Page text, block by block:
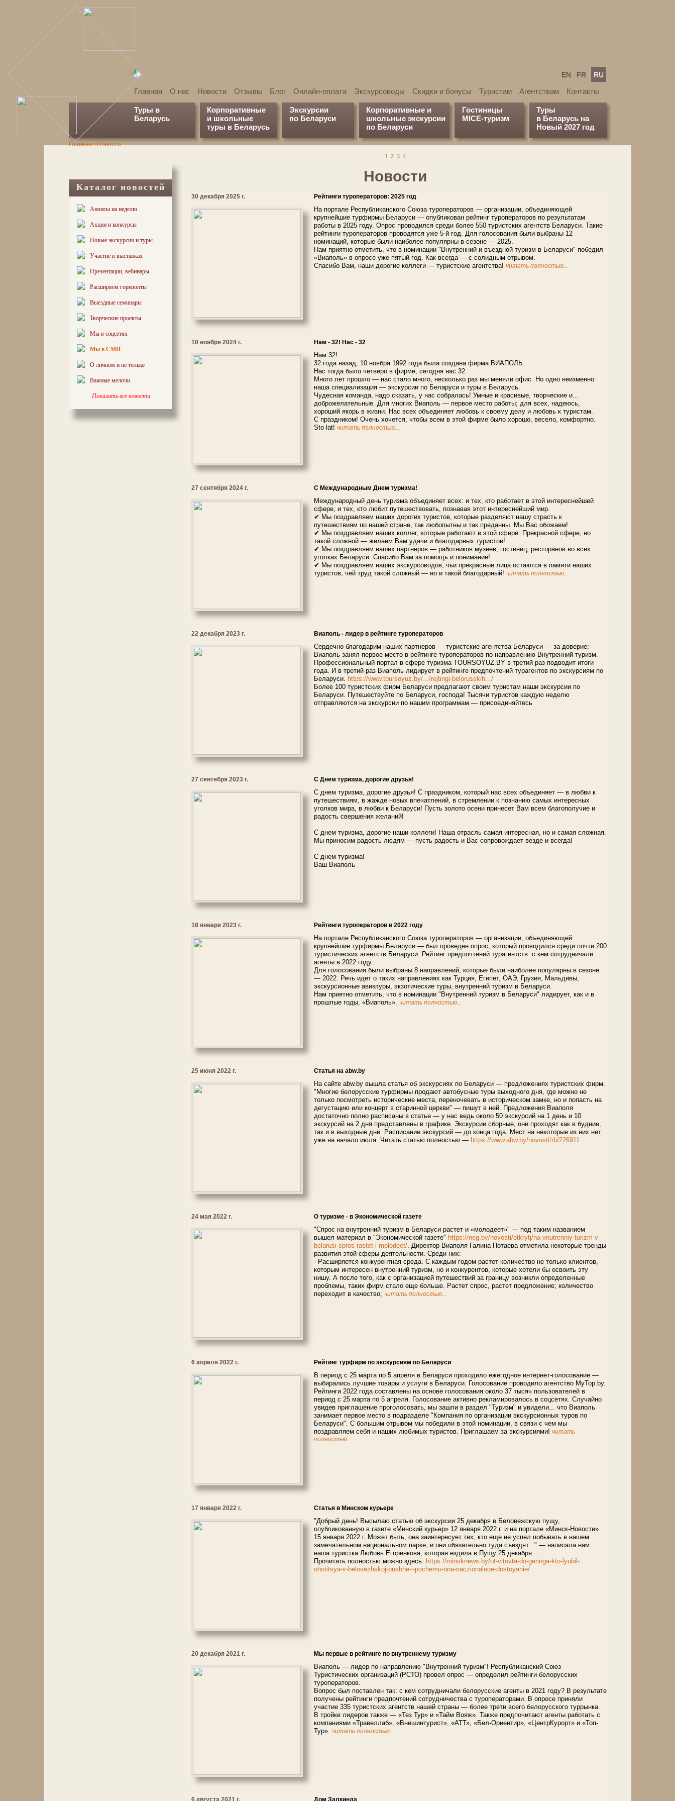
EN FR RU
Главная О нас Новости Отзывы Блог Онлайн-оплата Экскурсоводы Скидки и бонусы Туристам Агентствам Контакты
Туры в
Беларусь
Корпоративные
и школьные
туры в Беларусь
Экскурсии
по Беларуси
Корпоративные и
школьные экскурсии
по Беларуси
Гостиницы
MICE-туризм
Туры
в Беларусь на
Новый 2027 год
Главная/Новости
Каталог новостей
Анонсы на неделю
Акции и конкурсы
Новые экскурсии и туры
Участие в выставках
Презентации, вебинары
Расширяем горизонты
Выездные семинары
Творческие проекты
Мы в соцсетях
Мы в СМИ
О личном и не только
Важные мелочи
Показать все новости
1 2 3 4
Новости
30 декабря 2025 г. Рейтинги туроператоров: 2025 год
На портале Республиканского Союза туроператоров — организации, объединяющей
крупнейшие турфирмы Беларуси — опубликован рейтинг туроператоров по результатам
работы в 2025 году. Опрос проводился среди более 550 туристских агентств Беларуси. Такие
рейтинги туроператоров проводятся уже 5-й год. Для голосования были выбраны 12
номинаций, которые были наиболее популярны в сезоне — 2025.
Нам приятно отметить, что в номинации "Внутренний и въездной туризм в Беларуси" победил
«Виаполь» в опросе уже пятый год. Как всегда — с солидным отрывом.
Спасибо Вам, наши дорогие коллеги — туристские агентства! читать полностью...
10 ноября 2024 г. Нам - 32! Нас - 32
Нам 32!
32 года назад, 10 ноября 1992 года была создана фирма ВИАПОЛЬ.
Нас тогда было четверо в фирме, сегодня нас 32.
Много лет прошло — нас стало много, несколько раз мы меняли офис. Но одно неизменно:
наша специализация — экскурсии по Беларуси и туры в Беларусь.
Чудесная команда, надо сказать, у нас собралась! Умные и красивые, творческие и...
доброжелательные. Для многих Виаполь — первое место работы; для всех, надеюсь,
хороший якорь в жизни. Нас всех объединяет любовь к своему делу и любовь к туристам.
С праздником! Очень хочется, чтобы всем в этой фирме было хорошо, весело, комфортно.
Sto lat! читать полностью...
27 сентября 2024 г. С Международным Днем туризма!
Международный день туризма объединяет всех: и тех, кто работает в этой интереснейшей
сфере; и тех, кто любит путешествовать, познавая этот интереснейший мир.
✔ Мы поздравляем наших дорогих туристов, которые разделяют нашу страсть к
путешествиям по нашей стране, так любопытны и так преданны. Мы Вас обожаем!
✔ Мы поздравляем наших коллег, которые работают в этой сфере. Прекрасной сфере, но
такой сложной — желаем Вам удачи и благодарных туристов!
✔ Мы поздравляем наших партнеров — работников музеев, гостиниц, ресторанов во всех
уголках Беларуси. Спасибо Вам за помощь и понимание!
✔ Мы поздравляем наших экскурсоводов, чьи прекрасные лица остаются в памяти наших
туристов, чей труд такой сложный — но и такой благодарный! читать полностью...
22 декабря 2023 г. Виаполь - лидер в рейтинге туроператоров
Сердечно благодарим наших партнеров — туристские агентства Беларуси — за доверие:
Виаполь занял первое место в рейтинге туроператоров по направлению Внутренний туризм.
Профессиональный портал в сфере туризма TOURSOYUZ.BY в третий раз подводит итоги
года. И в третий раз Виаполь лидирует в рейтинге предпочтений турагентов по экскурсиям по
Беларуси. https://www.toursoyuz.by/.../rejtingi-belorusskih.../
Более 100 туристских фирм Беларуси предлагают своим туристам наши экскурсии по
Беларуси. Путешествуйте по Беларуси, господа! Тысячи туристов каждую неделю
отправляются на экскурсии по нашим программам — присоединяйтесь
27 сентября 2023 г. С Днем туризма, дорогие друзья!
С днем туризма, дорогие друзья! С праздником, который нас всех объединяет — в любви к
путешествиям, в жажде новых впечатлений, в стремлении к познанию самых интересных
уголков мира, в любви к Беларуси! Пусть золото осени принесет Вам всем благополучие и
радость свершения желаний!
С днем туризма, дорогие наши коллеги! Наша отрасль самая интересная, но и самая сложная.
Мы приносим радость людям — пусть радость и Вас сопровождает везде и всегда!
С днем туризма!
Ваш Виаполь
18 января 2023 г. Рейтинги туроператоров в 2022 году
На портале Республиканского Союза туроператоров — организации, объединяющей
крупнейшие турфирмы Беларуси — был проведен опрос, который проводился среди почти 200
туристических агентств Беларуси. Рейтинг предпочтений турагентств: с кем сотрудничали
агенты в 2022 году.
Для голосования были выбраны 8 направлений, которые были наиболее популярны в сезоне
— 2022. Речь идет о таких направлениях как Турция, Египет, ОАЭ, Грузия, Мальдивы,
экскурсионные авиатуры, экзотические туры, внутренний туризм в Беларуси.
Нам приятно отметить, что в номинации "Внутренний туризм в Беларуси" лидирует, как и в
прошлые годы, «Виаполь». читать полностью...
25 июня 2022 г. Статья на abw.by
На сайте abw.by вышла статья об экскурсиях по Беларуси — предложениях туристских фирм.
"Многие белорусские турфирмы продают автобусные туры выходного дня, где можно не
только посмотреть исторические места, переночевать в историческом замке, но и попасть на
дегустацию или концерт в старинной церкви" — пишут в ней. Предложения Виаполя
достаточно полно расписаны в статье — у нас ведь около 50 экскурсий на 1 день и 10
экскурсий на 2 дня представлены в графике. Экскурсии сборные, они проходят как в будние,
так и в выходные дни. Расписание экскурсий — до конца года. Мест на некоторые из них нет
уже на начало июля. Читать статью полностью — https://www.abw.by/novosti/rb/226911
24 мая 2022 г. О туризме - в Экономической газете
"Спрос на внутренний туризм в Беларуси растет и «молодеет»" — под таким названием
вышел материал в "Экономической газете" https://neg.by/novosti/otkrytj/na-vnutrenniy-turizm-v-
belarusi-spros-rastet-i-molodeet/. Директор Виаполя Галина Потаева отметила некоторые тренды
развития этой сферы деятельности. Среди них:
- Расширяется конкурентная среда. С каждым годом растет количество не только клиентов,
которым интересен внутренний туризм, но и конкурентов, которые хотели бы освоить эту
нишу. А после того, как с организацией путешествий за границу возникли определенные
проблемы, таких фирм стало еще больше. Растет спрос, растет предложение; количество
переходит в качество; читать полностью...
6 апреля 2022 г. Рейтинг турфирм по экскурсиям по Беларуси
В период с 25 марта по 5 апреля в Беларуси проходило ежегодное интернет-голосование —
выбирались лучшие товары и услуги в Беларуси. Голосование проводило агентство MyTop.by.
Рейтинги 2022 года составлены на основе голосования около 37 тысяч пользователей в
период с 25 марта по 5 апреля. Голосование активно рекламировалось в соцсетях. Случайно
увидев приглашение проголосовать, мы зашли в раздел "Туризм" и увидели... что Виаполь
занимает первое место в подразделе "Компания по организации экскурсионных туров по
Беларуси". С большим отрывом мы победили в этой номинации, в связи с чем мы
поздравляем себя и наших любимых туристов. Приглашаем за экскурсиями! читать
полностью...
17 января 2022 г. Статья в Минском курьере
"Добрый день! Высылаю статью об экскурсии 25 декабря в Беловежскую пущу,
опубликованную в газете «Минский курьер» 12 января 2022 г. и на портале «Минск-Новости»
15 января 2022 г. Может быть, она заинтересует тех, кто еще не успел побывать в нашем
замечательном национальном парке, и они обязательно туда съездят..." — написала нам
наша туристка Любовь Егоренкова, которая ездила в Пущу 25 декабря.
Прочитать полностью можно здесь: https://minsknews.by/ot-vitovta-do-geringa-kto-lyubil-
ohotitsya-v-belovezhskoj-pushhe-i-pochemu-ona-naczionalnoe-dostoyanie/
20 декабря 2021 г. Мы первые в рейтинге по внутреннему туризму
Виаполь — лидер по направлению "Внутренний туризм"! Республиканский Союз
Туристических организаций (РСТО) провел опрос — определил рейтинги белорусских
туроператоров.
Вопрос был поставлен так: с кем сотрудничали белорусские агенты в 2021 году? В результате
получены рейтинги предпочтений сотрудничества с туроператорами. В опросе приняли
участие 335 туристских агентств нашей страны — более трети всего белорусского туррынка.
В тройке лидеров также — «Тез Тур» и «Тайм Вояж». Также предпочитают агенты работать с
компаниями «Травеллаб», «Внешинтурист», «АТТ», «Бел-Ориентир», «ЦентрКурорт» и «Топ-
Тур». читать полностью...
6 августа 2021 г. Дом Залкинда